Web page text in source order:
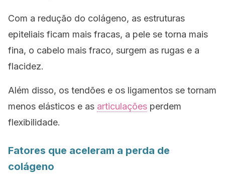
Com a redução do colágeno, as estruturas
epiteliais ficam mais fracas, a pele se torna mais
fina, o cabelo mais fraco, surgem as rugas e a
flacidez.
Além disso, os tendões e os ligamentos se tornam
menos elásticos e as articulações perdem
flexibilidade.
Fatores que aceleram a perda de
colágeno